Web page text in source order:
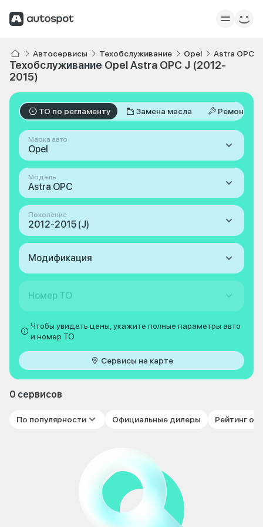
Автосервисы Техобслуживание Opel Astra OPC
Техобслуживание Opel Astra OPC J (2012-
2015)
ТО по регламенту Замена масла Ремонт
Марка авто
Opel
Модель
Astra OPC
Поколение
2012-2015 (J)
Модификация
Номер ТО
Чтобы увидеть цены, укажите полные параметры авто
и номер ТО
Сервисы на карте
0 сервисов
По популярности Официальные дилеры Рейтинг